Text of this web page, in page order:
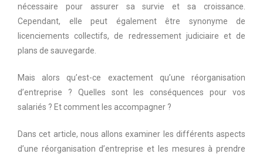
nécessaire pour assurer sa survie et sa croissance.
Cependant, elle peut également être synonyme de
licenciements collectifs, de redressement judiciaire et de
plans de sauvegarde.
Mais alors qu’est-ce exactement qu’une réorganisation
d’entreprise ? Quelles sont les conséquences pour vos
salariés ? Et comment les accompagner ?
Dans cet article, nous allons examiner les différents aspects
d’une réorganisation d’entreprise et les mesures à prendre